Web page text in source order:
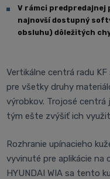
V rámci predpredajnej
najnovší dostupný
obsluhu) dôležitých
Vertikálne centrá radu
pre všetky druhy
výrobkov. Trojosé centrá
tým ešte zvýšiť ich
Rozhranie upínacieho
vyvinuté pre aplikácie
HYUNDAI WIA sa tento